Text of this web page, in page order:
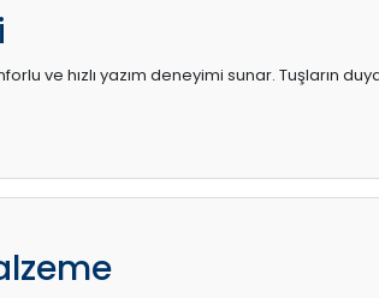
ve hızlı yazım deneyimi sunar. Tuşların